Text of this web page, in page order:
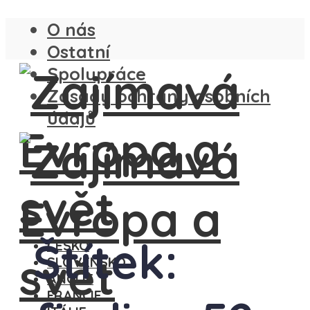
O nás
Ostatní
Spolupráce
Zásady ochrany osobních
údajů
ČESKO
SLOVENSKO
ANGLIE
FRANCIE
Štítek: